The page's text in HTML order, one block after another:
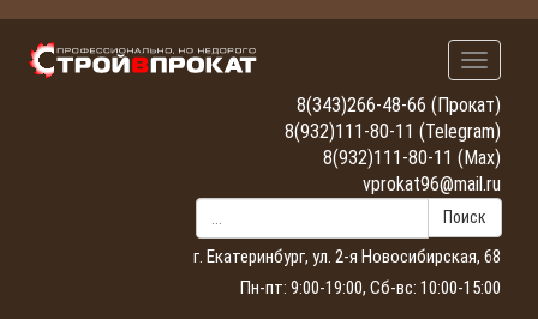
8(343)266-48-66 (Прокат)
8(932)111-80-11 (Telegram)
8(932)111-80-11 (Max)
vprokat96@mail.ru
Поиск
г. Екатеринбург, ул. 2-я Новосибирская, 68
Пн-пт: 9:00-19:00, Сб-вс: 10:00-15:00